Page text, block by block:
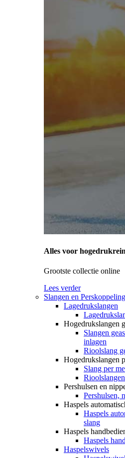
Alles voor
Grootste collectie online
Lees verder
Slangen en
Lagedrukslangen
Hogedrukslangen
Slangen
inlagen
Rioolslang
Hogedrukslangen
Slang per
Pershulsen en
Pershulsen,
Haspels
Haspels
slang
Haspels
Haspels
Haspelswivels